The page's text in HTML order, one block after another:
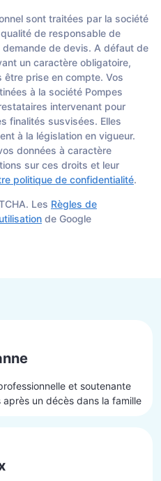
sont traitées par la société
de responsable de
de devis. A défaut de
un caractère obligatoire,
prise en compte. Vos
à la société Pompes
intervenant pour
finalités susvisées. Elles
à la législation en vigueur.
données à caractère
sur ces droits et leur
politique de confidentialité.
Les Règles de
de Google
et soutenante
un décès dans la famille